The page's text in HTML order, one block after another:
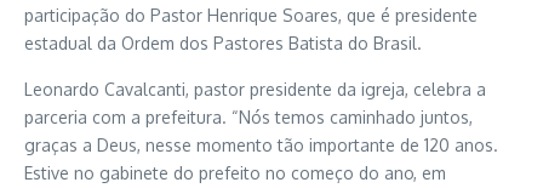
participação do Pastor Henrique Soares, que é presidente
estadual da Ordem dos Pastores Batista do Brasil.
Leonardo Cavalcanti, pastor presidente da igreja, celebra a
parceria com a prefeitura. “Nós temos caminhado juntos,
graças a Deus, nesse momento tão importante de 120 anos.
Estive no gabinete do prefeito no começo do ano, em